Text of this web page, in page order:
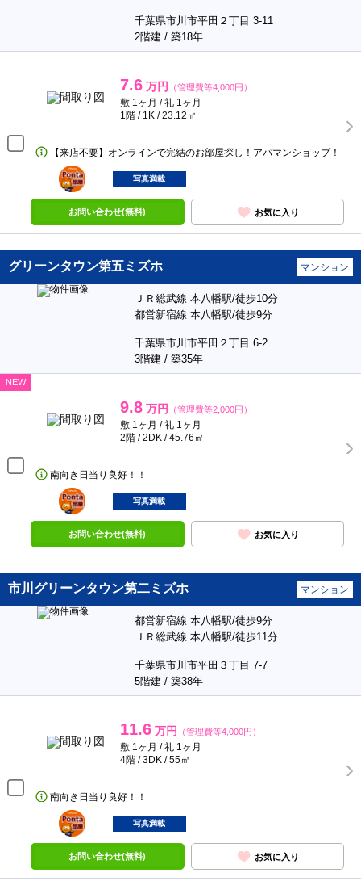
千葉県市川市平田２丁目 3-11
2階建 / 築18年
7.6 万円 （管理費等4,000円）
敷 1ヶ月 / 礼 1ヶ月
1階 / 1K / 23.12㎡
【来店不要】オンラインで完結のお部屋探し！アパマンショップ！
ポンタ
部屋
写真満載
お問い合わせ(無料) お気に入り
グリーンタウン第五ミズホ マンション
ＪＲ総武線 本八幡駅/徒歩10分
都営新宿線 本八幡駅/徒歩9分
千葉県市川市平田２丁目 6-2
3階建 / 築35年
NEW
9.8 万円 （管理費等2,000円）
敷 1ヶ月 / 礼 1ヶ月
2階 / 2DK / 45.76㎡
南向き日当り良好！！
ポンタ
部屋
写真満載
お問い合わせ(無料) お気に入り
市川グリーンタウン第二ミズホ マンション
都営新宿線 本八幡駅/徒歩9分
ＪＲ総武線 本八幡駅/徒歩11分
千葉県市川市平田３丁目 7-7
5階建 / 築38年
11.6 万円 （管理費等4,000円）
敷 1ヶ月 / 礼 1ヶ月
4階 / 3DK / 55㎡
南向き日当り良好！！
ポンタ
部屋
写真満載
お問い合わせ(無料) お気に入り